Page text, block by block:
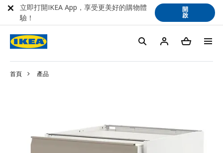
首頁 產品
立即打開IKEA App，享受更美好的購物體
驗！
開
啟